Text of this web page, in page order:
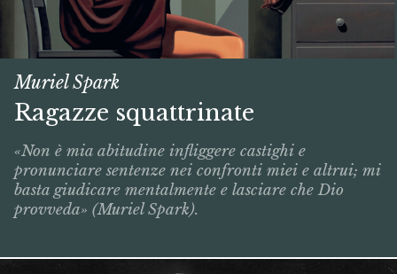
Muriel Spark
Ragazze squattrinate
«Non è mia abitudine infliggere castighi e
pronunciare sentenze nei confronti miei e altrui; mi
basta giudicare mentalmente e lasciare che Dio
provveda» (Muriel Spark).